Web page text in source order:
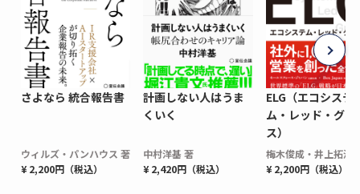
さよなら 統合報告書
ウィルズ・パンハウス 著
¥ 2,200円（税込）
計画しない人はうま
くいく
中村洋基 著
¥ 2,420円（税込）
ELG（エコシステ
ム・レッド・グロ
ス）
梅木俊成・井上拓海
¥ 2,200円（税込）